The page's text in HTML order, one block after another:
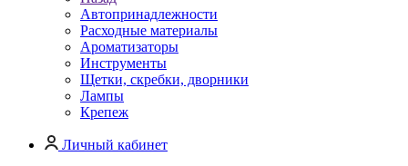
Автопринадлежности
Расходные материалы
Ароматизаторы
Инструменты
Щетки, скребки, дворники
Лампы
Крепеж
Личный кабинет